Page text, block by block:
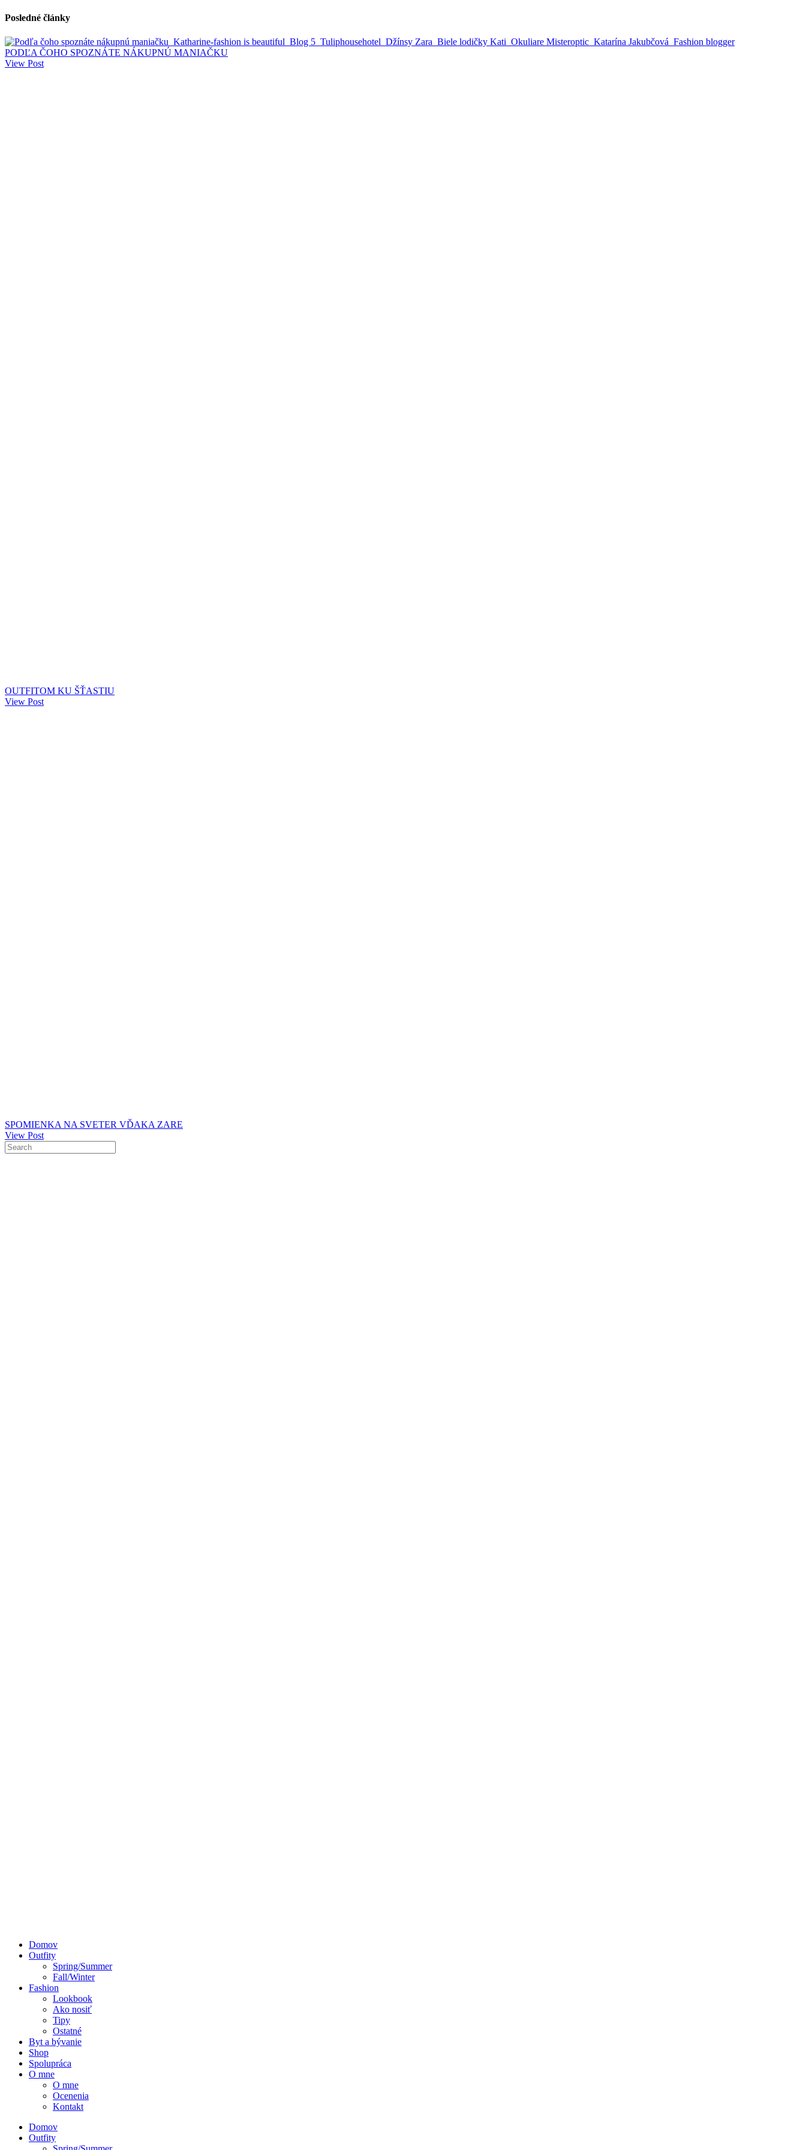
Posledné články
PODĽA ČOHO SPOZNÁTE NÁKUPNÚ MANIAČKU
View Post
OUTFITOM KU ŠŤASTIU
View Post
SPOMIENKA NA SVETER VĎAKA ZARE
View Post
Domov
Outfity
Spring/Summer
Fall/Winter
Fashion
Lookbook
Ako nosiť
Tipy
Ostatné
Byt a bývanie
Shop
Spolupráca
O mne
O mne
Ocenenia
Kontakt
Domov
Outfity